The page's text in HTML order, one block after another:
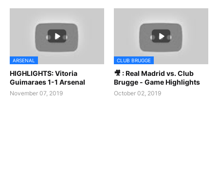
ARSENAL
HIGHLIGHTS: Vitoria
Guimaraes 1-1 Arsenal
November 07, 2019
CLUB BRUGGE
🎥 : Real Madrid vs. Club
Brugge - Game Highlights
October 02, 2019